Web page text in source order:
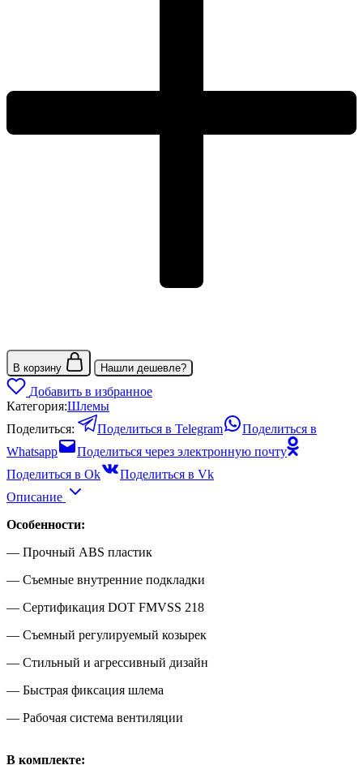
В корзину Нашли дешевле?
Добавить в избранное
Категория:Шлемы
Поделиться:
Поделиться в Telegram
Поделиться в
Whatsapp
Поделиться через электронную почту
Поделиться в Ok
Поделиться в Vk
Описание
Особенности:
— Прочный ABS пластик
— Съемные внутренние подкладки
— Сертификация DOT FMVSS 218
— Съемный регулируемый козырек
— Стильный и агрессивный дизайн
— Быстрая фиксация шлема
— Рабочая система вентиляции
В комплекте: